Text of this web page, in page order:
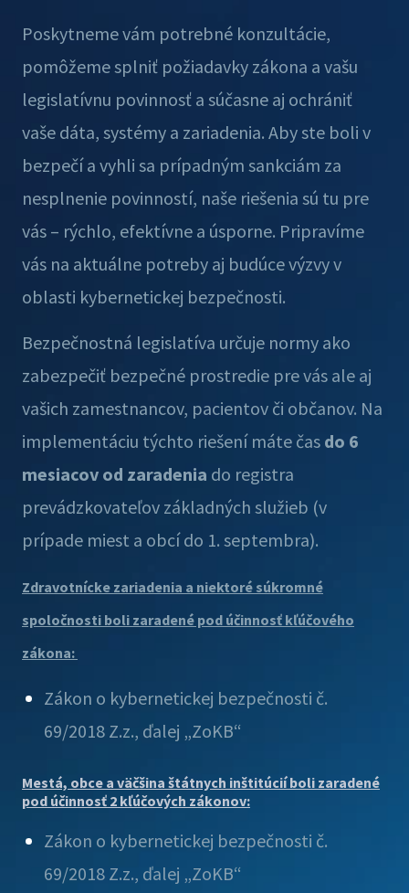
Poskytneme vám potrebné konzultácie,
pomôžeme splniť požiadavky zákona a vašu
legislatívnu povinnosť a súčasne aj ochrániť
vaše dáta, systémy a zariadenia. Aby ste boli v
bezpečí a vyhli sa prípadným sankciám za
nesplnenie povinností, naše riešenia sú tu pre
vás – rýchlo, efektívne a úsporne. Pripravíme
vás na aktuálne potreby aj budúce výzvy v
oblasti kybernetickej bezpečnosti.
Bezpečnostná legislatíva určuje normy ako
zabezpečiť bezpečné prostredie pre vás ale aj
vašich zamestnancov, pacientov či občanov. Na
implementáciu týchto riešení máte čas do 6
mesiacov od zaradenia do registra
prevádzkovateľov základných služieb (v
prípade miest a obcí do 1. septembra).
Zdravotnícke zariadenia a niektoré súkromné
spoločnosti boli zaradené pod účinnosť kľúčového
zákona:
Zákon o kybernetickej bezpečnosti č.
69/2018 Z.z., ďalej „ZoKB“
Mestá, obce a väčšina štátnych inštitúcií boli zaradené
pod účinnosť 2 kľúčových zákonov:
Zákon o kybernetickej bezpečnosti č.
69/2018 Z.z., ďalej „ZoKB“